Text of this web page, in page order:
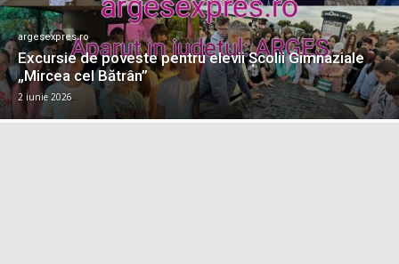
argesexpres.ro
Excursie de poveste pentru elevii Școlii Gimnaziale
„Mircea cel Bătrân”
2 iunie 2026